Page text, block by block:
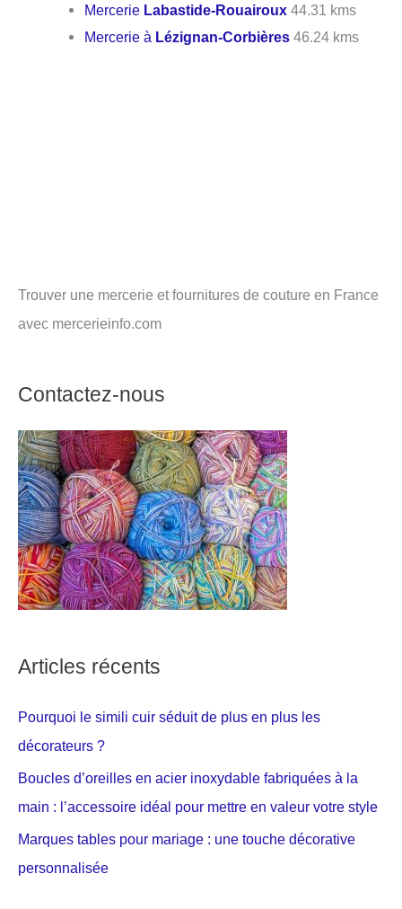
Mercerie Labastide-Rouairoux 44.31 kms
Mercerie à Lézignan-Corbières 46.24 kms
Trouver une mercerie et fournitures de couture en France
avec mercerieinfo.com
Contactez-nous
Articles récents
Pourquoi le simili cuir séduit de plus en plus les
décorateurs ?
Boucles d’oreilles en acier inoxydable fabriquées à la
main : l’accessoire idéal pour mettre en valeur votre style
Marques tables pour mariage : une touche décorative
personnalisée